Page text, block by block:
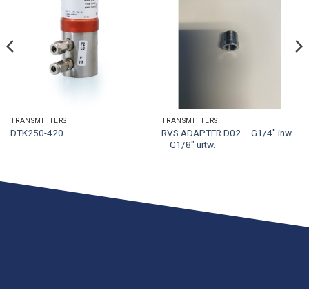
TRANSMITTERS
DTK250-420
TRANSMITTERS
RVS ADAPTER D02 – G1/4″ inw.
– G1/8″ uitw.